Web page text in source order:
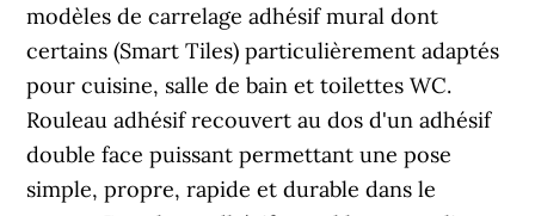
modèles de carrelage adhésif mural dont
certains (Smart Tiles) particulièrement adaptés
pour cuisine, salle de bain et toilettes WC.
Rouleau adhésif recouvert au dos d'un adhésif
double face puissant permettant une pose
simple, propre, rapide et durable dans le